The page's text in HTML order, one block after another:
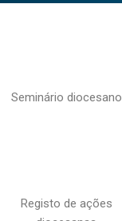
Seminário diocesano
Registo de ações